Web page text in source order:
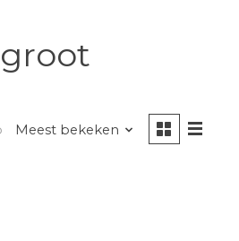
Meest bekeken